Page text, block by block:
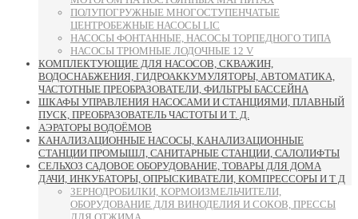
ПОЛУПОГРУЖНЫЕ МНОГОСТУПЕНЧАТЫЕ
ЦЕНТРОБЕЖНЫЕ НАСОСЫ LIC
НАСОСЫ ФОНТАННЫЕ, НАСОСЫ ТОРПЕДНОГО ТИПА
НАСОСЫ ТРЮМНЫЕ ЛОДОЧНЫЕ 12 V
КОМПЛЕКТУЮЩИЕ ДЛЯ НАСОСОВ, СКВАЖИН,
ВОДОСНАБЖЕНИЯ, ГИДРОАККУМУЛЯТОРЫ, АВТОМАТИКА,
ЧАСТОТНЫЕ ПРЕОБРАЗОВАТЕЛИ, ФИЛЬТРЫ БАССЕЙНА
ШКАФЫ УПРАВЛЕНИЯ НАСОСАМИ И СТАНЦИЯМИ, ПЛАВНЫЙ
ПУСК, ПРЕОБРАЗОВАТЕЛЬ ЧАСТОТЫ И Т. Д.
АЭРАТОРЫ ВОДОЁМОВ
КАНАЛИЗАЦИОННЫЕ НАСОСЫ, КАНАЛИЗАЦИОННЫЕ
СТАНЦИИ ПРОМЫШЛ, САНИТАРНЫЕ СТАНЦИИ, САЛОЛИФТЫ
СЕЛЬХОЗ САДОВОЕ ОБОРУДОВАНИЕ, ТОВАРЫ ДЛЯ ДОМА
ДАЧИ, ИНКУБАТОРЫ, ОПРЫСКИВАТЕЛИ, КОМПРЕССОРЫ И Т Д
ЗЕРНОДРОБИЛКИ, КОРМОИЗМЕЛЬЧИТЕЛИ,
ОБОРУДОВАНИЕ ДЛЯ ВИНОДЕЛИЯ И СОКОВ, ПРЕССЫ